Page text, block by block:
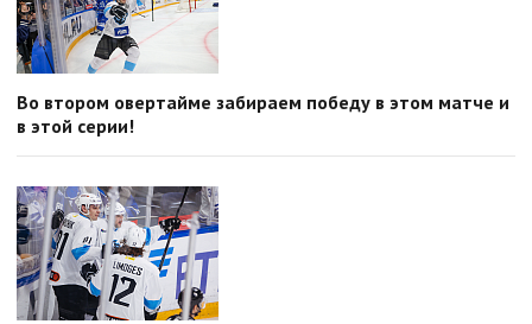
Во втором овертайме забираем победу в этом матче и
в этой серии!